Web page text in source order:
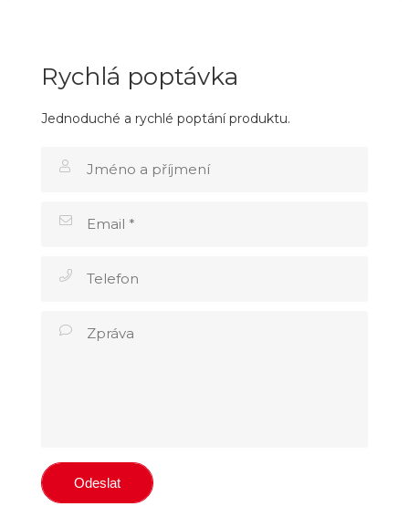
Rychlá poptávka
Jednoduché a rychlé poptání produktu.